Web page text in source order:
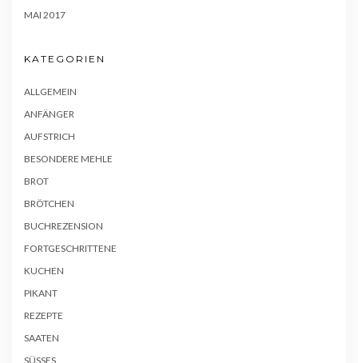
MAI 2017
KATEGORIEN
ALLGEMEIN
ANFÄNGER
AUFSTRICH
BESONDERE MEHLE
BROT
BRÖTCHEN
BUCHREZENSION
FORTGESCHRITTENE
KUCHEN
PIKANT
REZEPTE
SAATEN
SÜSSES